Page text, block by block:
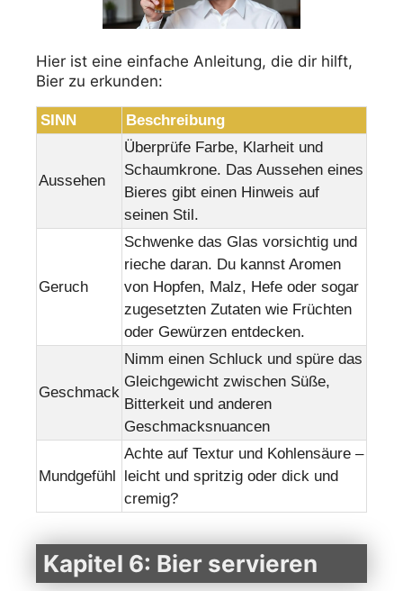
Hier ist eine einfache Anleitung, die dir hilft,
Bier zu erkunden:
SINN Beschreibung
Aussehen
Überprüfe Farbe, Klarheit und
Schaumkrone. Das Aussehen eines
Bieres gibt einen Hinweis auf
seinen Stil.
Geruch
Schwenke das Glas vorsichtig und
rieche daran. Du kannst Aromen
von Hopfen, Malz, Hefe oder sogar
zugesetzten Zutaten wie Früchten
oder Gewürzen entdecken.
Geschmack
Nimm einen Schluck und spüre das
Gleichgewicht zwischen Süße,
Bitterkeit und anderen
Geschmacksnuancen
Mundgefühl
Achte auf Textur und Kohlensäure –
leicht und spritzig oder dick und
cremig?
Kapitel 6: Bier servieren